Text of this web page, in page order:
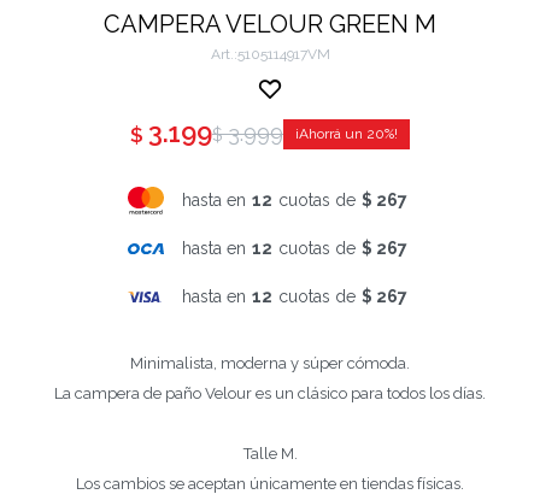
CAMPERA VELOUR GREEN M
5105114917VM
$ 3.199$ 3.999 20
hasta en 12 cuotas de $ 267
hasta en 12 cuotas de $ 267
hasta en 12 cuotas de $ 267
Minimalista, moderna y súper cómoda.
La campera de paño Velour es un clásico para todos los días.
Talle M.
Los cambios se aceptan únicamente en tiendas físicas.